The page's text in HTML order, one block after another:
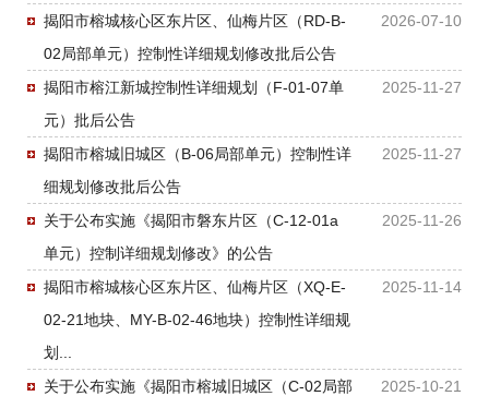
2026-07-10
揭阳市榕城核心区东片区、仙梅片区（RD-B-
02局部单元）控制性详细规划修改批后公告
2025-11-27
揭阳市榕江新城控制性详细规划（F-01-07单
元）批后公告
2025-11-27
揭阳市榕城旧城区（B-06局部单元）控制性详
细规划修改批后公告
2025-11-26
关于公布实施《揭阳市磐东片区（C-12-01a
单元）控制详细规划修改》的公告
2025-11-14
揭阳市榕城核心区东片区、仙梅片区（XQ-E-
02-21地块、MY-B-02-46地块）控制性详细规
划...
2025-10-21
关于公布实施《揭阳市榕城旧城区（C-02局部